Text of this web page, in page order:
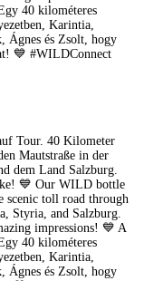
Tour. 40 Kilometer
Mautstraße in der
dem Land Salzburg.
💙 Our WILD bottle
scenic toll road through
Styria, and Salzburg.
impressions! 💙 A
40 kilométeres
Karintia,
Ágnes és Zsolt, hogy